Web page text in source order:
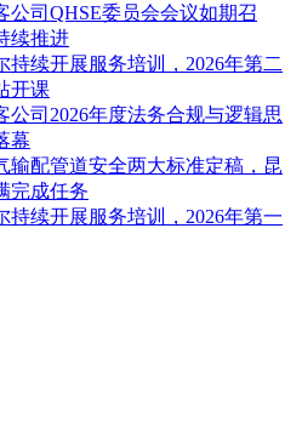
公司QHSE委员会会议如期召
续推进
持续开展服务培训，2026年第二
开课
公司2026年度法务合规与逻辑思
幕
输配管道安全两大标准定稿，昆
完成任务
持续开展服务培训，2026年第一